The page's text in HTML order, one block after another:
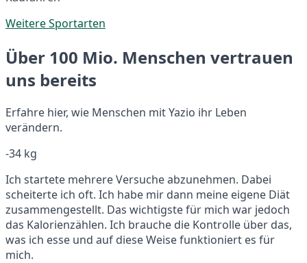
Weitere Sportarten
Über 100 Mio. Menschen vertrauen
uns bereits
Erfahre hier, wie Menschen mit Yazio ihr Leben
verändern.
-34 kg
Ich startete mehrere Versuche abzunehmen. Dabei
scheiterte ich oft. Ich habe mir dann meine eigene Diät
zusammengestellt. Das wichtigste für mich war jedoch
das Kalorienzählen. Ich brauche die Kontrolle über das,
was ich esse und auf diese Weise funktioniert es für
mich.